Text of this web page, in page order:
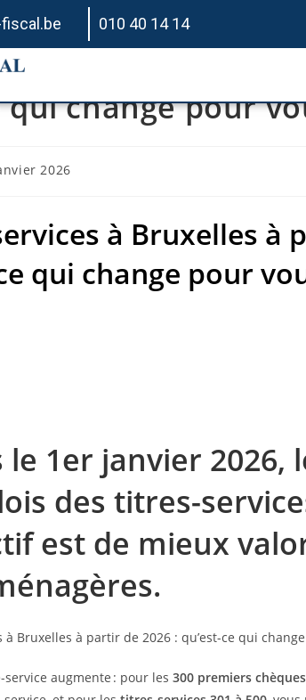
010 40 14 14
à Bruxelles à
qui change pour
2026
à Bruxelles à
qui change pour
le 1er janvier 2026,
des titres-
est de mieux
service augmente : pour les 300 premiers chèques